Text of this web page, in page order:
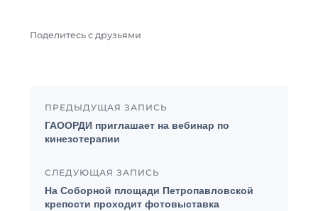
Поделитесь с друзьями
ПРЕДЫДУЩАЯ ЗАПИСЬ
ГАООРДИ приглашает на вебинар по
кинезотерапии
СЛЕДУЮЩАЯ ЗАПИСЬ
На Соборной площади Петропавловской
крепости проходит фотовыставка